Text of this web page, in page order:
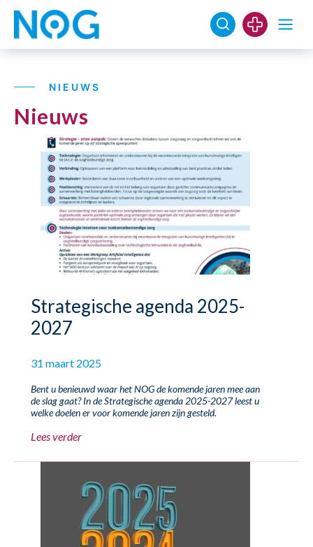
NIEUWS
Nieuws
Strategische agenda 2025-
2027
31 maart 2025
Bent u benieuwd waar het NOG de komende jaren mee aan
de slag gaat? In deStrategische agenda 2025-2027leest u
welke doelen er voor komende jaren zijn gesteld.
Lees verder